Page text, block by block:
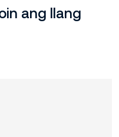
ang Ilang